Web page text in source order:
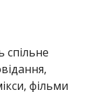
спільне
фільми